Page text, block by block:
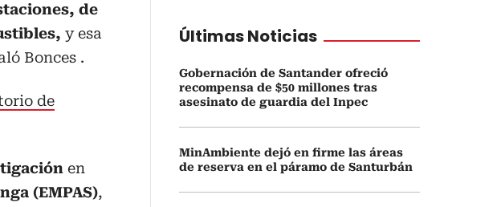
de
y esa
Bonces .
de
en
(EMPAS),
Últimas Noticias
Gobernación de Santander ofreció
recompensa de $50 millones tras
asesinato de guardia del Inpec
MinAmbiente dejó en firme las áreas
de reserva en el páramo de Santurbán